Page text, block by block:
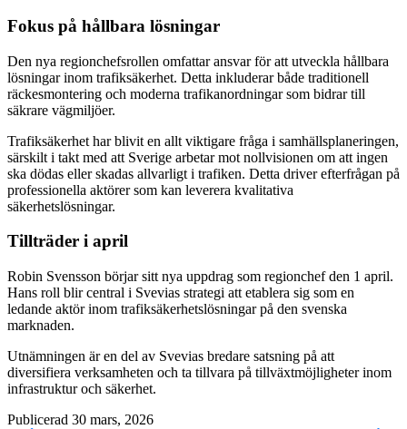
Fokus på hållbara lösningar
Den nya regionchefsrollen omfattar ansvar för att utveckla hållbara
lösningar inom trafiksäkerhet. Detta inkluderar både traditionell
räckesmontering och moderna trafikanordningar som bidrar till
säkrare vägmiljöer.
Trafiksäkerhet har blivit en allt viktigare fråga i samhällsplaneringen,
särskilt i takt med att Sverige arbetar mot nollvisionen om att ingen
ska dödas eller skadas allvarligt i trafiken. Detta driver efterfrågan på
professionella aktörer som kan leverera kvalitativa
säkerhetslösningar.
Tillträder i april
Robin Svensson börjar sitt nya uppdrag som regionchef den 1 april.
Hans roll blir central i Svevias strategi att etablera sig som en
ledande aktör inom trafiksäkerhetslösningar på den svenska
marknaden.
Utnämningen är en del av Svevias bredare satsning på att
diversifiera verksamheten och ta tillvara på tillväxtmöjligheter inom
infrastruktur och säkerhet.
Publicerad 30 mars, 2026